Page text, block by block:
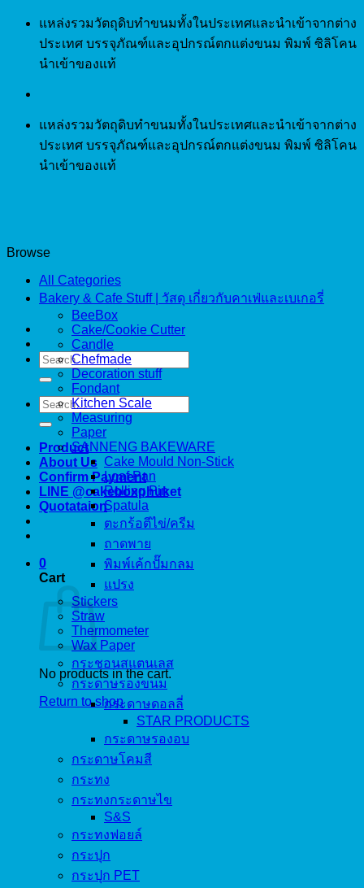
Skip
content
แหล่งรวมวัตถุดิบทำขนมทั้งในประเทศและนำเข้าจากต่าง
ประเทศ บรรจุภัณฑ์และอุปกรณ์ตกแต่งขนม พิมพ์ ซิลิโคน
นำเข้าของแท้
แหล่งรวมวัตถุดิบทำขนมทั้งในประเทศและนำเข้าจากต่าง
ประเทศ บรรจุภัณฑ์และอุปกรณ์ตกแต่งขนม พิมพ์ ซิลิโคน
นำเข้าของแท้
Search
for:
Search
for:
Product
About Us
Confirm Payment
LINE @cakeboxphuket
Quotataion
0
Cart
No products in the cart.
Return to shop
Browse
All Categories
Bakery & Cafe Stuff | วัสดุ เกี่ยวกับคาเฟ่และเบเกอรี่
BeeBox
Cake/Cookie Cutter
Candle
Chefmade
Decoration stuff
Fondant
Kitchen Scale
Measuring
Paper
SANNENG BAKEWARE
Cake Mould Non-Stick
Loaf Pan
Rolling Pin
Spatula
ตะกร้อตีไข่/ครีม
ถาดพาย
พิมพ์เค้กปั๊มกลม
แปรง
Stickers
Straw
Thermometer
Wax Paper
กระชอนสแตนเลส
กระดาษรองขนม
กระดาษดอลลี่
STAR PRODUCTS
กระดาษรองอบ
กระดาษโคมสี
กระทง
กระทงกระดาษไข
S&S
กระทงฟอยล์
กระปุก
กระปุก PET